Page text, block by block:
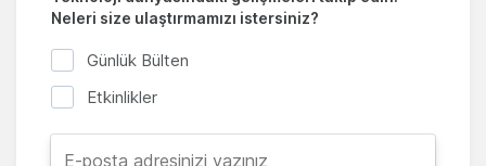
Neleri size ulaştırmamızı istersiniz?
Günlük Bülten
Etkinlikler